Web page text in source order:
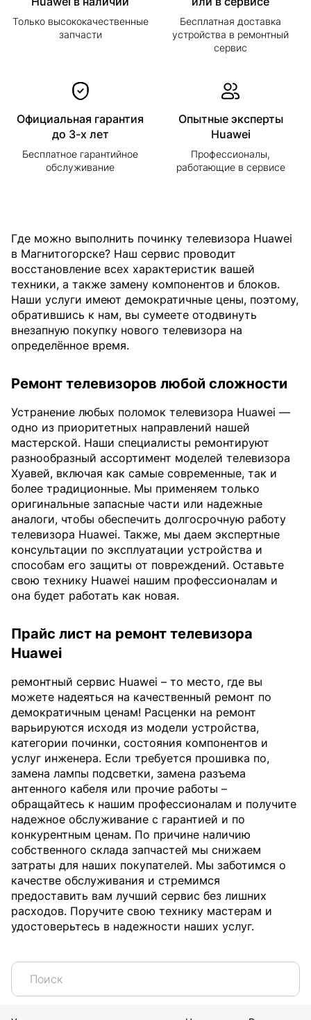
Только высококачественные
запчасти
Бесплатная доставка
устройства в ремонтный
сервис
Официальная гарантия
до 3-х лет
Бесплатное гарантийное
обслуживание
Опытные эксперты
Huawei
Профессионалы,
работающие в сервисе
Где можно выполнить починку телевизора Huawei
в Магнитогорске? Наш сервис проводит
восстановление всех характеристик вашей
техники, а также замену компонентов и блоков.
Наши услуги имеют демократичные цены, поэтому,
обратившись к нам, вы сумеете отодвинуть
внезапную покупку нового телевизора на
определённое время.
Ремонт телевизоров любой сложности
Устранение любых поломок телевизора Huawei —
одно из приоритетных направлений нашей
мастерской. Наши специалисты ремонтируют
разнообразный ассортимент моделей телевизора
Хуавей, включая как самые современные, так и
более традиционные. Мы применяем только
оригинальные запасные части или надежные
аналоги, чтобы обеспечить долгосрочную работу
телевизора Huawei. Также, мы даем экспертные
консультации по эксплуатации устройства и
способам его защиты от повреждений. Оставьте
свою технику Huawei нашим профессионалам и
она будет работать как новая.
Прайс лист на ремонт телевизора
Huawei
ремонтный сервис Huawei – то место, где вы
можете надеяться на качественный ремонт по
демократичным ценам! Расценки на ремонт
варьируются исходя из модели устройства,
категории починки, состояния компонентов и
услуг инженера. Если требуется прошивка по,
замена лампы подсветки, замена разъема
антенного кабеля или прочие работы –
обращайтесь к нашим профессионалам и получите
надежное обслуживание с гарантией и по
конкурентным ценам. По причине наличию
собственного склада запчастей мы снижаем
затраты для наших покупателей. Мы заботимся о
качестве обслуживания и стремимся
предоставить вам лучший сервис без лишних
расходов. Поручите свою технику мастерам и
удостоверьтесь в надежности наших услуг.